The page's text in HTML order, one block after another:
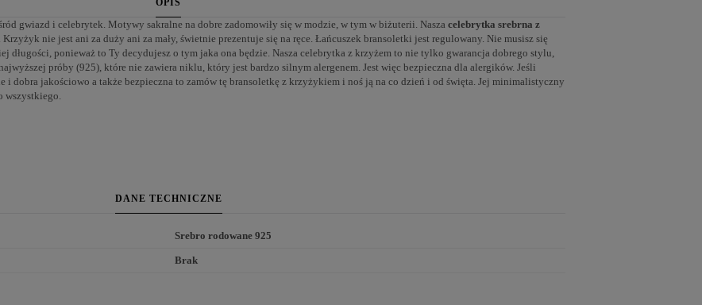
OPIS
gwiazd i celebrytek. Motywy sakralne na dobre zadomowiły się w modzie, w tym w biżuterii. Nasza celebrytka srebrna z
nie jest ani za duży ani za mały, świetnie prezentuje się na ręce. Łańcuszek bransoletki jest regulowany. Nie musisz się
długości, ponieważ to Ty decydujesz o tym jaka ona będzie. Nasza celebrytka z krzyżem to nie tylko gwarancja dobrego stylu,
próby (925), które nie zawiera niklu, który jest bardzo silnym alergenem. Jest więc bezpieczna dla alergików. Jeśli
dobra jakościowo a także bezpieczna to zamów tę bransoletkę z krzyżykiem i noś ją na co dzień i od święta. Jej minimalistyczny
wszystkiego.
DANE TECHNICZNE
Srebro rodowane 925
Brak